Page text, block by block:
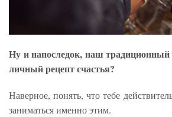
Ну и напоследок, наш традиционный
личный рецепт счастья?
Наверное, понять, что тебе
заниматься именно этим.